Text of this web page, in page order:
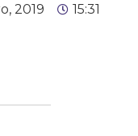
2019 15:31